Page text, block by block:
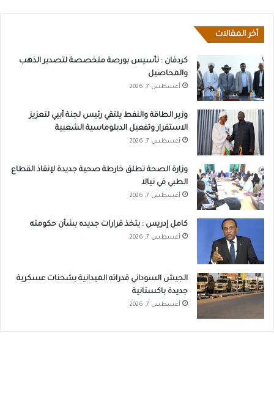
أخر المقالات
كردفان : تأسيس بورصة متخصصة لتصدير الذهب
والمحاصيل
أغسطس 7, 2026
وزير الطاقة والنفط يلتقي رئيس لجنة أبيي لتعزيز
الاستقرار وتفعيل الدبلوماسية الشعبية
أغسطس 7, 2026
وزارة الصحة تطلق خارطة صحية جديدة لإنقاذ القطاع
الطبي في نيالا
أغسطس 7, 2026
كامل إدريس : يتخذ قرارات جديده بشأن حكومته
أغسطس 7, 2026
الجيش السوداني قدراته الميدانية بشحنات عسكرية
جديدة باكستانية
أغسطس 7, 2026